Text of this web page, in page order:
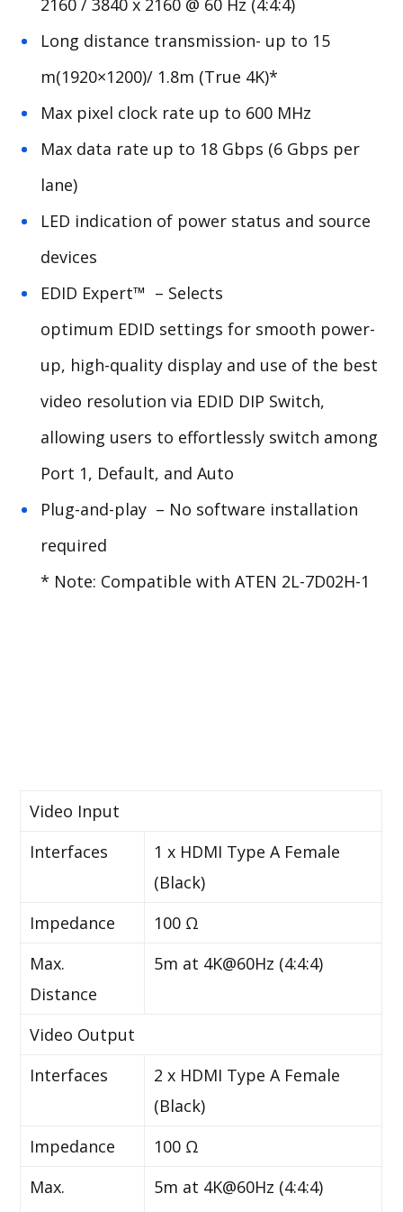
2160 / 3840 x 2160 @ 60 Hz (4:4:4)
Long distance transmission- up to 15
m(1920×1200)/ 1.8m (True 4K)*
Max pixel clock rate up to 600 MHz
Max data rate up to 18 Gbps (6 Gbps per
lane)
LED indication of power status and source
devices
EDID Expert™ – Selects
optimum EDID settings for smooth power-
up, high-quality display and use of the best
video resolution via EDID DIP Switch,
allowing users to effortlessly switch among
Port 1, Default, and Auto
Plug-and-play – No software installation
required
* Note: Compatible with ATEN 2L-7D02H-1
Video Input
Interfaces
1 x HDMI Type A Female
(Black)
Impedance
100 Ω
Max.
Distance
5m at 4K@60Hz (4:4:4)
Video Output
Interfaces
2 x HDMI Type A Female
(Black)
Impedance
100 Ω
Max.
5m at 4K@60Hz (4:4:4)